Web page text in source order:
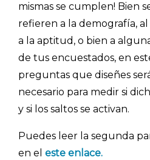
- Encuesta.com
- Encuestas de NPS
- Encuestas de
- Encuestas de
- Inteligencia artificial
- Marketing y encuestas
mismas se cumplen! Bien
refieren a la demografía,
a la aptitud, o bien a
de tus encuestados, en
preguntas que diseñes
necesario para medir si
y si los saltos se activan.
Puedes leer la segunda
en el este enlace.